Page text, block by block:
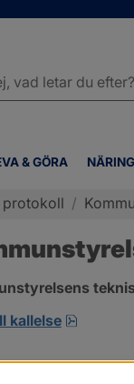
& GÖRA
protokoll /
kallelse
pdf,